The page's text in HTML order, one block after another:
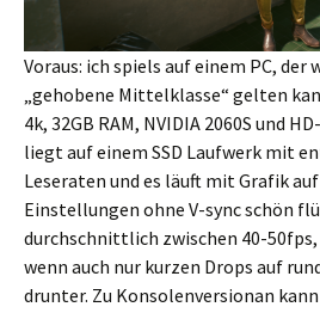
Voraus: ich spiels auf einem PC, der
„gehobene Mittelklasse“ gelten
4k, 32GB RAM, NVIDIA 2060S und
liegt auf einem SSD Laufwerk mit
Leseraten und es läuft mit Grafik
Einstellungen ohne V-sync schön
durchschnittlich zwischen 40-
wenn auch nur kurzen Drops auf
drunter. Zu Konsolenversionan